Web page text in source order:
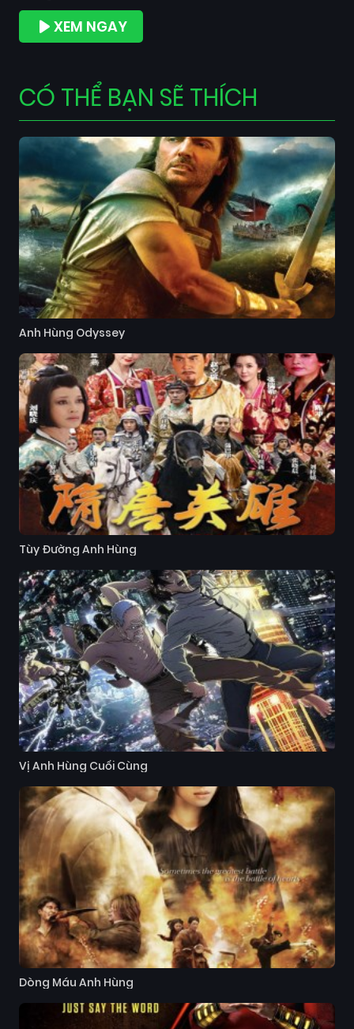
XEM NGAY
CÓ THỂ BẠN SẼ THÍCH
Anh Hùng Odyssey
Tùy Đường Anh Hùng
Vị Anh Hùng Cuối Cùng
Dòng Máu Anh Hùng